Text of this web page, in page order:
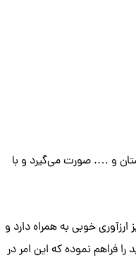
و …. صورت می‌گیرد و با
خوبی به همراه دارد و
فراهم نموده که این امر در